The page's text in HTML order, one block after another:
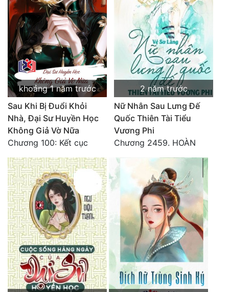
khoảng 1 năm trước
Sau Khi Bị Đuổi Khỏi
Nhà, Đại Sư Huyền Học
Không Giả Vờ Nữa
Chương 100: Kết cục
2 năm trước
Nữ Nhân Sau Lưng Đế
Quốc Thiên Tài Tiểu
Vương Phi
Chương 2459. HOÀN